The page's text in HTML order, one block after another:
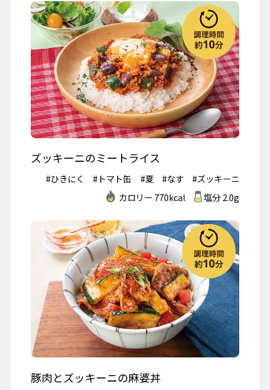
ズッキーニのミートライス
#ひきにく #トマト缶 #夏 #なす
#ズッキーニ
カロリー 770kcal
塩分 2.0g
豚肉とズッキーニの麻婆丼